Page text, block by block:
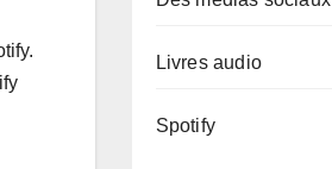
Livres audio
Spotify